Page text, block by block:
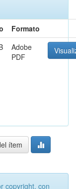
Formato
Adobe
PDF
ítem
copyright, con